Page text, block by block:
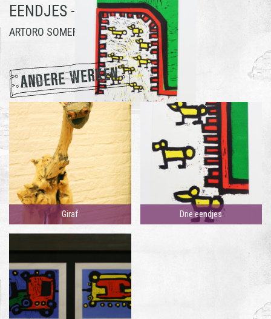
EENDJES - HENRI DERKS
ARTORO SOMEREN
ANDERE WERKEN
Giraf Drie eendjes